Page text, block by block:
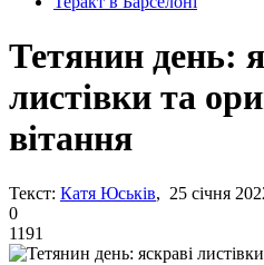
Тетянин день:
листівки та
вітання
Текст: Катя Юськів, 25 січня
0
1191